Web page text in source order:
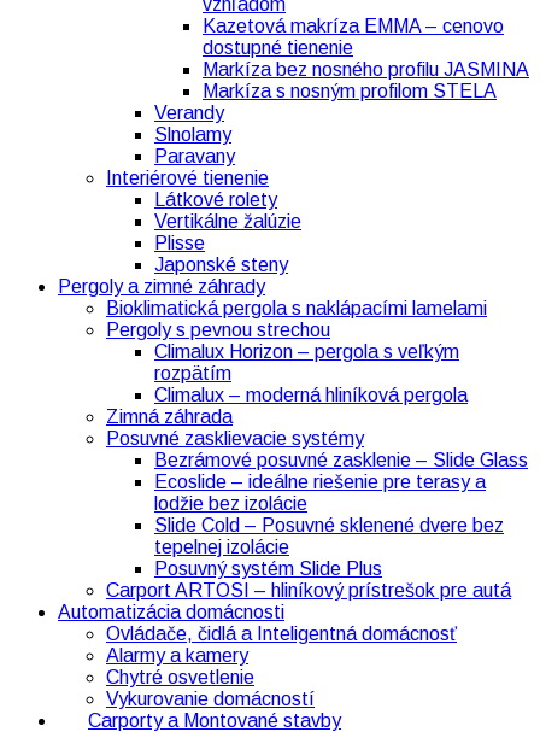
vzhľadom
Kazetová makríza EMMA – cenovo
dostupné tienenie
Markíza bez nosného profilu JASMINA
Markíza s nosným profilom STELA
Verandy
Slnolamy
Paravany
Interiérové tienenie
Látkové rolety
Vertikálne žalúzie
Plisse
Japonské steny
Pergoly a zimné záhrady
Bioklimatická pergola s naklápacími lamelami
Pergoly s pevnou strechou
Climalux Horizon – pergola s veľkým
rozpätím
Climalux – moderná hliníková pergola
Zimná záhrada
Posuvné zasklievacie systémy
Bezrámové posuvné zasklenie – Slide Glass
Ecoslide – ideálne riešenie pre terasy a
lodžie bez izolácie
Slide Cold – Posuvné sklenené dvere bez
tepelnej izolácie
Posuvný systém Slide Plus
Carport ARTOSI – hliníkový prístrešok pre autá
Automatizácia domácnosti
Ovládače, čidlá a Inteligentná domácnosť
Alarmy a kamery
Chytré osvetlenie
Vykurovanie domácností
Carporty a Montované stavby